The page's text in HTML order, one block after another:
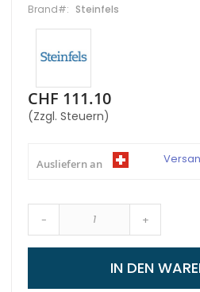
Brand
Steinfels
CHF 111.10
(Zzgl. Steuern)
Ausliefern an
- +
IN DEN